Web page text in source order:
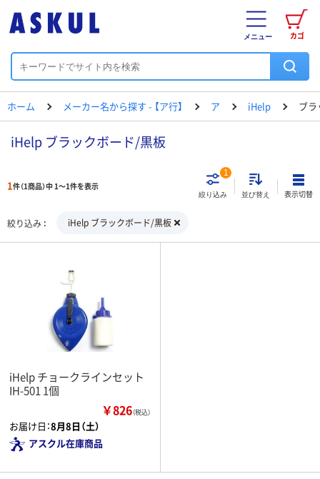
カゴ
メニュー
ホーム メーカー名から探す - 【ア行】 ア iHelp ブ
iHelp ブラックボード/黒板
1件（1商品）中 1～1件を表示
絞り込み
1
並び替え 表示切替
絞り込み iHelp ブラックボード/黒板
iHelp チョークラインセット
IH-501 1個
￥826（税込）
お届け日：8月8日（土）
アスクル在庫商品